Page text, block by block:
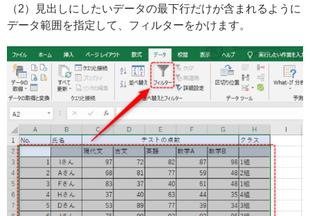
（2）見出しにしたいデータの最下行だけが含まれるように
データ範囲を指定して、フィルターをかけます。